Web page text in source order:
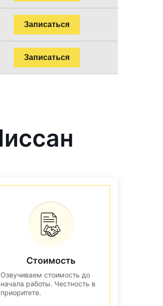
Записаться
Записаться
Стоимость
Озвучиваем стоимость до
начала работы. Честность в
приоритете.